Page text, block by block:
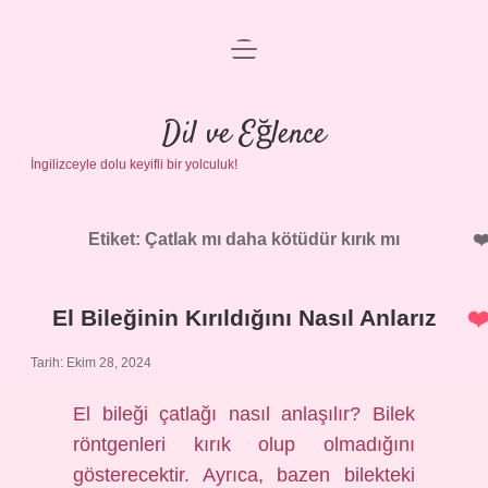
Anasayfa
Gizlilik Politikası
Yasal Uyarı
menüyü
Dil ve Eğlence
İngilizceyle dolu keyifli bir yolculuk!
Etiket: Çatlak mı daha kötüdür kırık mı
El Bileğinin Kırıldığını Nasıl Anlarız
Tarih: Ekim 28, 2024
El bileği çatlağı nasıl anlaşılır? Bilek
röntgenleri kırık olup olmadığını
gösterecektir. Ayrıca, bazen bilekteki